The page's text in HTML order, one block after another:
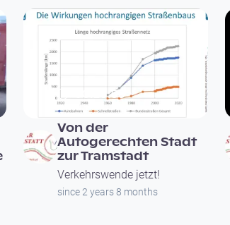
00:26:59
Von der
Autogerechten Stadt
zur Tramstadt
Verkehrswende jetzt!
since 2 years 8 months